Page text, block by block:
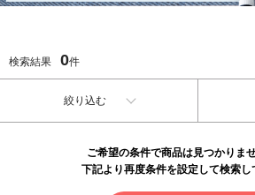
検索結果 0件
絞り込む
ご希望の条件で商品は見つかりま
下記より再度条件を設定して検索し